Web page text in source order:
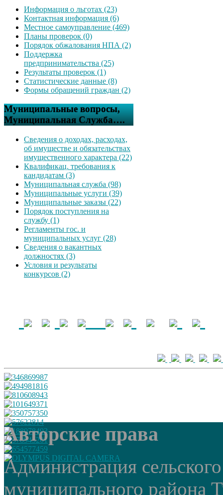
Информация о льготах (23)
Контактная информация (6)
Местное самоуправление (469)
Планы проверок (0)
Порядок обжалования НПА (2)
Поддержка
предпринимательства (25)
Результаты проверок (1)
Статистические данные (8)
Формы обращений граждан (2)
Муниципальные вопросы,
Муниципальная Служба….
Сведения о доходах, расходах,
об имуществе и обязательствах
имущественного характера (22)
Квалификац. требования к
кандидатам (3)
Муниципальная служба (98)
Муниципальные услуги (39)
Муниципальные заказы (22)
Порядок поступления на
службу (1)
Регламенты гос. и
муниципальных услуг (28)
Сведения о вакантных
должностях (3)
Условия и результаты
конкурсов (2)
Авторские права
Администрация
муниципального района